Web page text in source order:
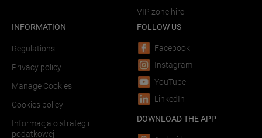
VIP zone hire
INFORMATION
Regulations
Privacy policy
Manage Cookies
Cookies policy
Informacja o strategii
podatkowej
FOLLOW US
Facebook
Instagram
YouTube
LinkedIn
DOWNLOAD THE APP